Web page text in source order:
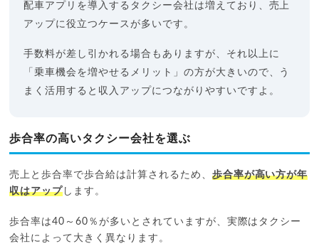
配車アプリを導入するタクシー会社は増えており、売上
アップに役立つケースが多いです。
手数料が差し引かれる場合もありますが、それ以上に
「乗車機会を増やせるメリット」の方が大きいので、う
まく活用すると収入アップにつながりやすいですよ。
歩合率の高いタクシー会社を選ぶ
売上と歩合率で歩合給は計算されるため、 歩合率が高い方が年
収はアップ します。
歩合率は40～60％が多いとされていますが、実際はタクシー
会社によって大きく異なります。